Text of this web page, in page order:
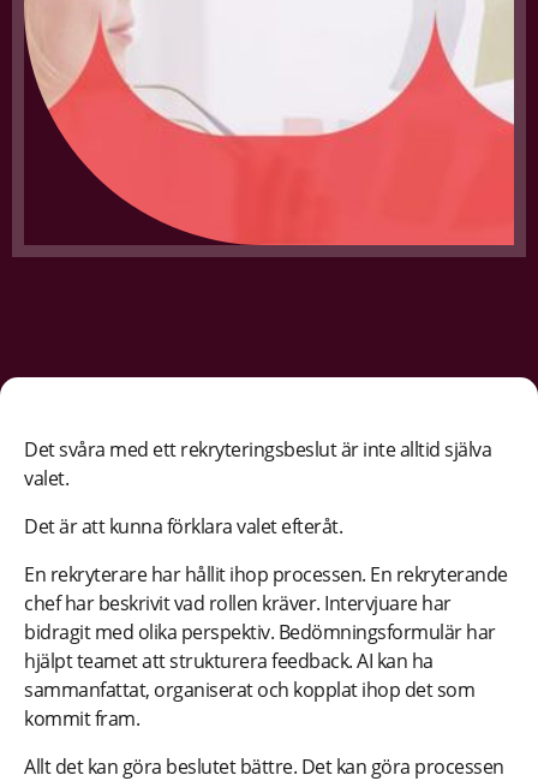
Det svåra med ett rekryteringsbeslut är inte alltid själva
valet.
Det är att kunna förklara valet efteråt.
En rekryterare har hållit ihop processen. En rekryterande
chef har beskrivit vad rollen kräver. Intervjuare har
bidragit med olika perspektiv. Bedömningsformulär har
hjälpt teamet att strukturera feedback. AI kan ha
sammanfattat, organiserat och kopplat ihop det som
kommit fram.
Allt det kan göra beslutet bättre. Det kan göra processen